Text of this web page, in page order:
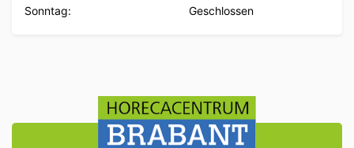
Sonntag:
Geschlossen